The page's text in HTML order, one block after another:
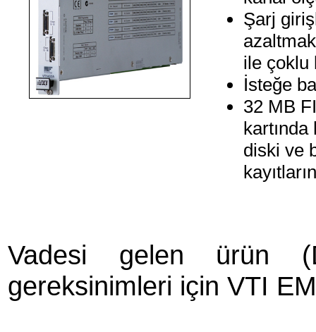
Şarj
ile çoklu
İsteğe
32 MB
diski ve
Vadesi gelen ürün
gereksinimleri için VTI